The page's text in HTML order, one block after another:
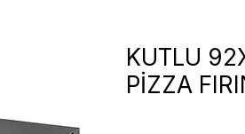
KUTLU
PİZZA